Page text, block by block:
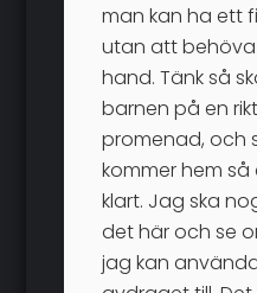
man kan ha ett
utan att
hand. Tänk så
barnen på en
promenad, och
kommer hem
klart. Jag ska
det här och se
jag kan